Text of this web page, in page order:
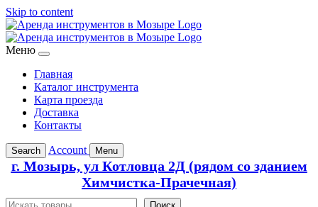
Skip to content
Меню
Главная
Каталог инструмента
Карта проезда
Доставка
Контакты
Search Account Menu
г. Мозырь, ул Котловца 2Д (рядом со зданием
Химчистка-Прачечная)
Поиск